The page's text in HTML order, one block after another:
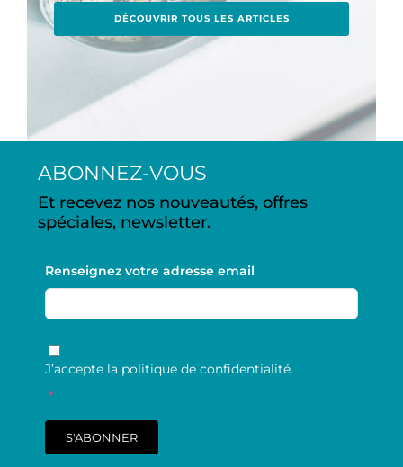
DÉCOUVRIR TOUS LES ARTICLES
ABONNEZ-VOUS
Et recevez nos nouveautés, offres
spéciales, newsletter.
Renseignez votre adresse email
RGPD
J’accepte la politique de confidentialité.
*
S'ABONNER